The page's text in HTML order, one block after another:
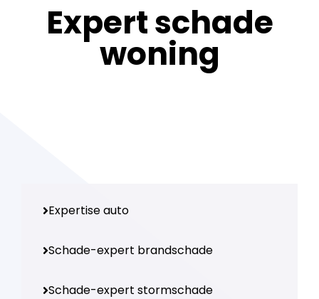
Expert schade
woning
Expertise auto
Schade-expert brandschade
Schade-expert stormschade